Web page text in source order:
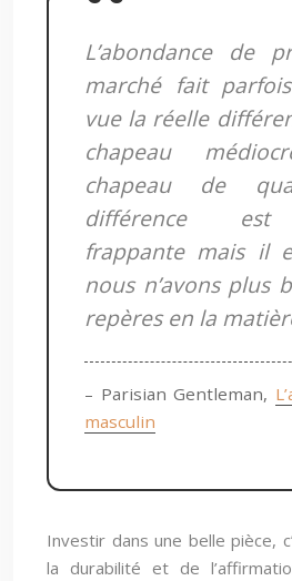
L’abondance de
marché fait
vue la réelle
chapeau
chapeau de
différence est
frappante mais il
nous n’avons plus
repères en la
– Parisian Gentleman,
masculin
Investir dans une belle pièce,
la durabilité et de